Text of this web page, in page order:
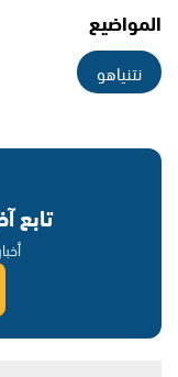
المواضيع
نتنياهو
تابع